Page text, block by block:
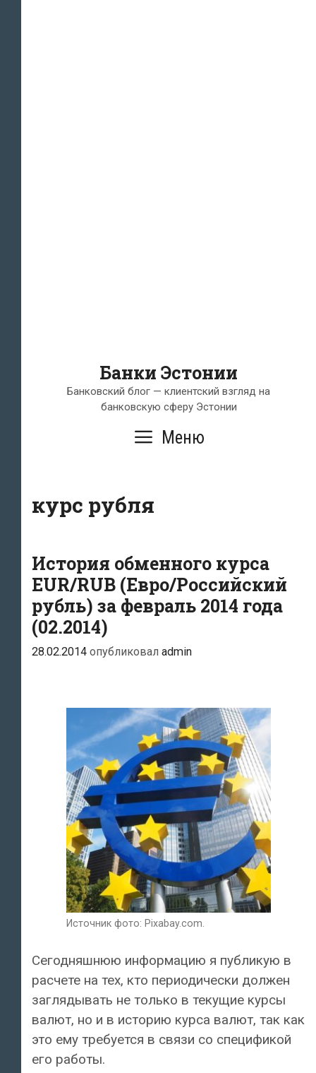
Банки Эстонии
Банковский блог — клиентский взгляд на
банковскую сферу Эстонии
Меню
курс рубля
История обменного курса
EUR/RUB (Евро/Российский
рубль) за февраль 2014 года
(02.2014)
28.02.2014 опубликовал admin
Источник фото: Pixabay.com.
Сегодняшнюю информацию я публикую в
расчете на тех, кто периодически должен
заглядывать не только в текущие курсы
валют, но и в историю курса валют, так как
это ему требуется в связи со спецификой
его работы.